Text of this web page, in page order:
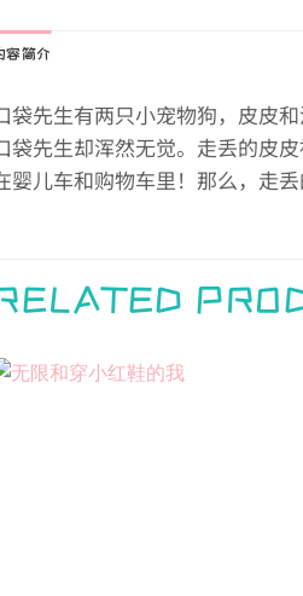
容简介
袋先生有两只小宠物狗，皮皮
袋先生却浑然无觉。走丢的皮
婴儿车和购物车里！那么，走